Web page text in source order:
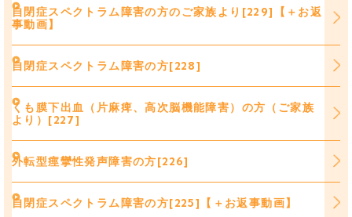
自閉症スペクトラム障害の方のご家族より[229]【＋お返
事動画】
自閉症スペクトラム障害の方[228]
くも膜下出血（片麻痺、高次脳機能障害）の方（ご家族
より）[227]
外転型痙攣性発声障害の方[226]
自閉症スペクトラム障害の方[225]【＋お返事動画】